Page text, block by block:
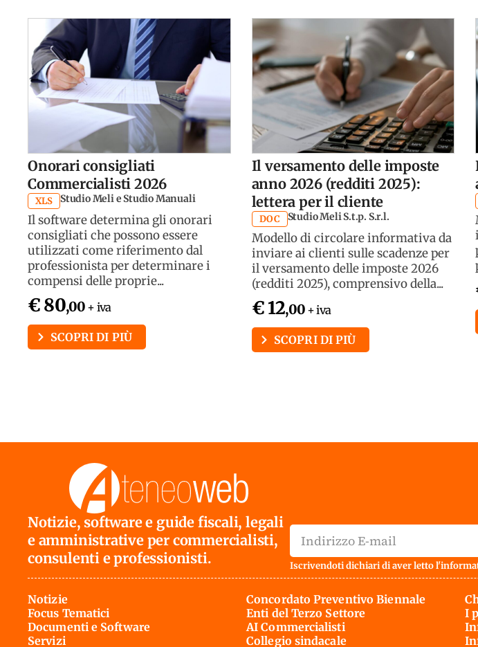
Onorari consigliati
Commercialisti 2026
XLS Studio Meli e Studio Manuali
Il software determina gli onorari
consigliati che possono essere
utilizzati come riferimento dal
professionista per determinare i
compensi delle proprie...
€ 80,00 + iva
SCOPRI DI PIÙ
Il versamento delle imposte
anno 2026 (redditi 2025):
lettera per il cliente
DOC Studio Meli S.t.p. S.r.l.
Modello di circolare informativa da
inviare ai clienti sulle scadenze per
il versamento delle imposte 2026
(redditi 2025), comprensivo della...
€ 12,00 + iva
SCOPRI DI PIÙ
Notizie, software e guide fiscali, legali
e amministrative per commercialisti,
consulenti e professionisti.
Iscrivendoti dichiari di aver letto l'
Notizie
Focus Tematici
Documenti e Software
Servizi
Concordato Preventivo Biennale
Enti del Terzo Settore
AI Commercialisti
Collegio sindacale
I